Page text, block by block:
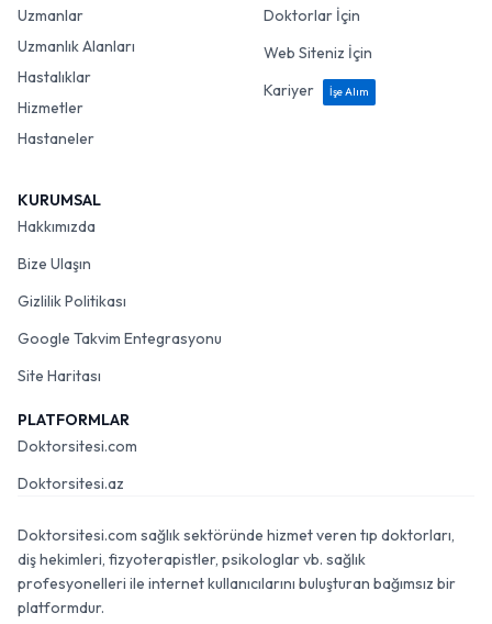
Uzmanlar
Uzmanlık Alanları
Hastalıklar
Hizmetler
Hastaneler
Doktorlar İçin
Web Siteniz İçin
Kariyer
İşe Alım
KURUMSAL
Hakkımızda
Bize Ulaşın
Gizlilik Politikası
Google Takvim Entegrasyonu
Site Haritası
PLATFORMLAR
Doktorsitesi.com
Doktorsitesi.az
Doktorsitesi.com sağlık sektöründe hizmet veren tıp doktorları,
diş hekimleri, fizyoterapistler, psikologlar vb. sağlık
profesyonelleri ile internet kullanıcılarını buluşturan bağımsız bir
platformdur.